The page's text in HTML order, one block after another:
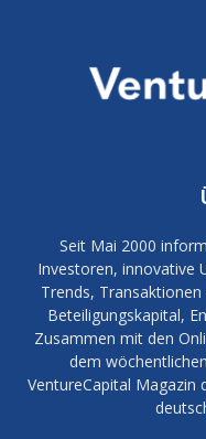
Seit Mai 2000
Investoren, innovative
Trends,
Beteiligungskapital,
Zusammen mit den
dem
VentureCapital Magazin